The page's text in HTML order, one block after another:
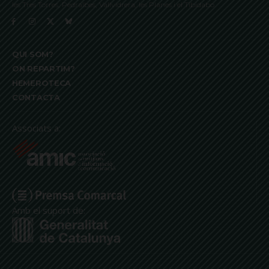
les Tres Torres, Pedralbes, Vallvidrera, les Planes i el Tibidabo
QUI SOM?
ON REPARTIM?
HEMEROTECA
CONTACTA
Associats a:
Amb el suport de: